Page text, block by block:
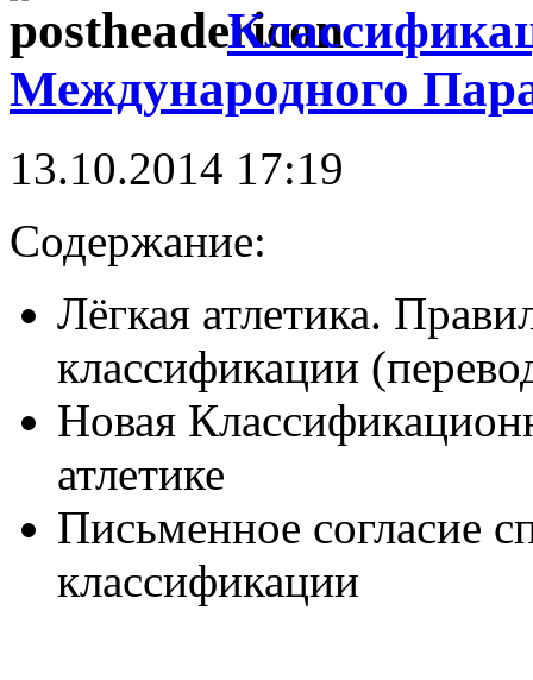
Международного
13.10.2014 17:19
Содержание:
Лёгкая атлетика.
классификации
Новая
атлетике
Письменное согласие
классификации